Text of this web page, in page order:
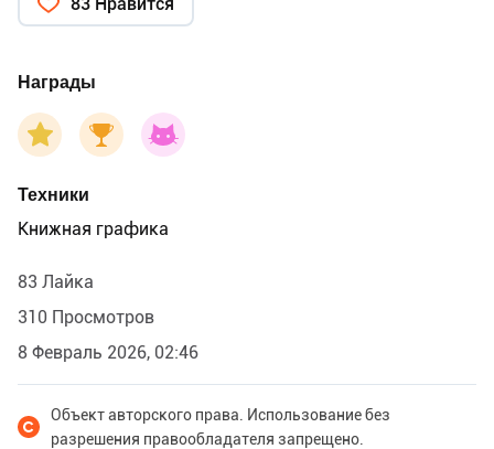
Награды
Техники
Книжная графика
83 Лайка
310 Просмотров
8 Февраль 2026, 02:46
Объект авторского права. Использование без
разрешения правообладателя запрещено.